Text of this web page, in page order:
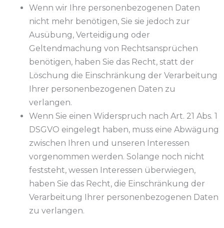
Wenn wir Ihre personenbezogenen Daten
nicht mehr benötigen, Sie sie jedoch zur
Ausübung, Verteidigung oder
Geltendmachung von Rechtsansprüchen
benötigen, haben Sie das Recht, statt der
Löschung die Einschränkung der Verarbeitung
Ihrer personenbezogenen Daten zu
verlangen.
Wenn Sie einen Widerspruch nach Art. 21 Abs. 1
DSGVO eingelegt haben, muss eine Abwägung
zwischen Ihren und unseren Interessen
vorgenommen werden. Solange noch nicht
feststeht, wessen Interessen überwiegen,
haben Sie das Recht, die Einschränkung der
Verarbeitung Ihrer personenbezogenen Daten
zu verlangen.